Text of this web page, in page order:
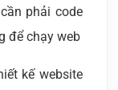
phải code
để chạy web
kế website